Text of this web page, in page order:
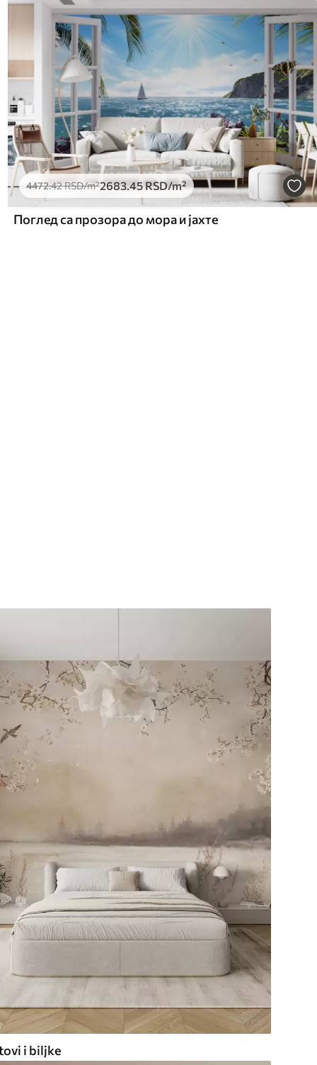
4472.42RSD/m²2683.45RSD/m²
Поглед са прозора до мора и јахте
i biljke